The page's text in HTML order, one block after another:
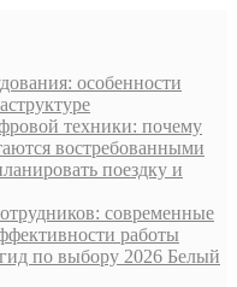
особенности
техники: почему
востребованными
поездку и
современные
работы
по выбору 2026 Белый